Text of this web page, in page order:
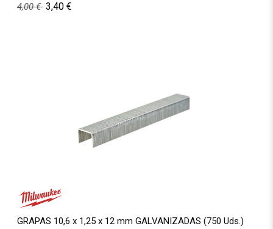
4,00€ 3,40€
GRAPAS 10,6 x 1,25 x 12 mm GALVANIZADAS (750 Uds.)